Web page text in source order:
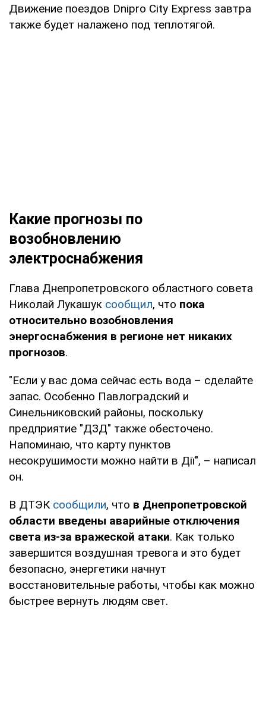
Движение поездов Dnipro City Express завтра
также будет налажено под теплотягой.
Какие прогнозы по
возобновлению
электроснабжения
Глава Днепропетровского областного совета
Николай Лукашук сообщил, что пока
относительно возобновления
энергоснабжения в регионе нет никаких
прогнозов.
"Если у вас дома сейчас есть вода – сделайте
запас. Особенно Павлоградский и
Синельниковский районы, поскольку
предприятие "ДЗД" также обесточено.
Напоминаю, что карту пунктов
несокрушимости можно найти в Дії", – написал
он.
В ДТЭК сообщили, что в Днепропетровской
области введены аварийные отключения
света из-за вражеской атаки. Как только
завершится воздушная тревога и это будет
безопасно, энергетики начнут
восстановительные работы, чтобы как можно
быстрее вернуть людям свет.